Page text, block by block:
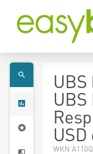
UBS
USD
WKN